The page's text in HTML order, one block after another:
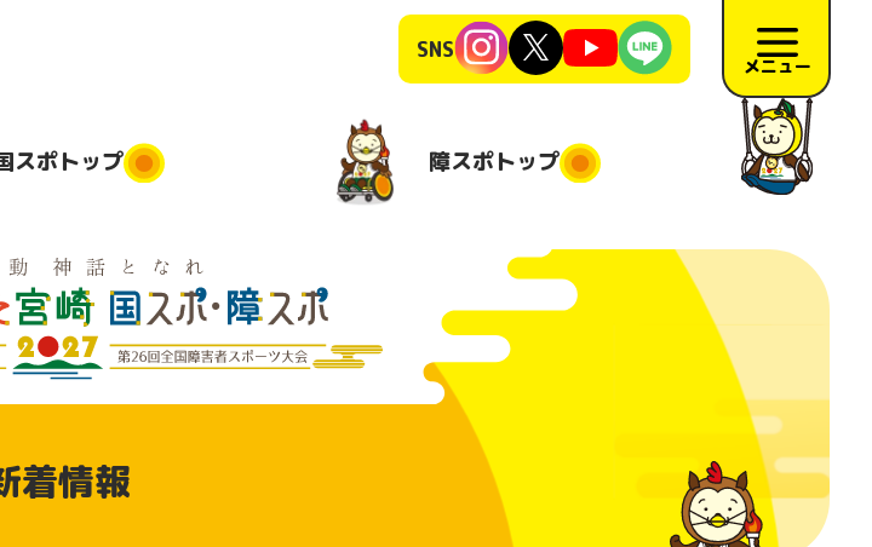
SNS
メニュー
スポトップ
プ
競技会場
ハーサル
大会
障スポトップ
障スポトップ
地
リハーサ
ル大会
着情報